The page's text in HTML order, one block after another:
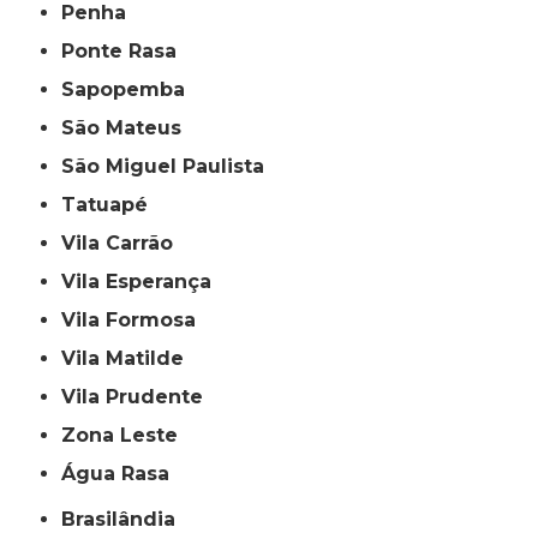
Penha
Ponte Rasa
Sapopemba
São Mateus
São Miguel Paulista
Tatuapé
Vila Carrão
Vila Esperança
Vila Formosa
Vila Matilde
Vila Prudente
Zona Leste
Água Rasa
Brasilândia